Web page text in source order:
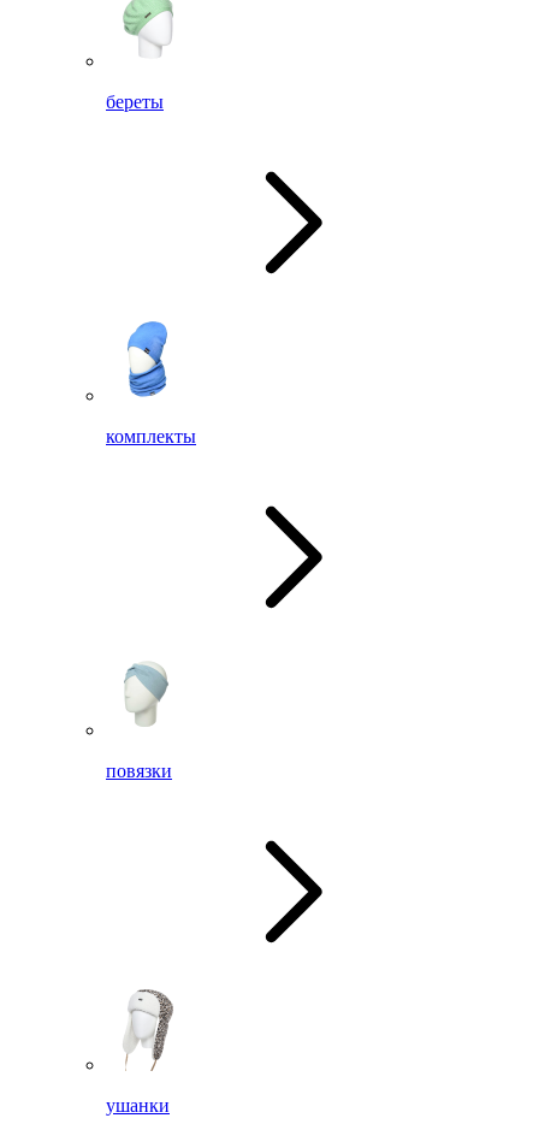
береты
комплекты
повязки
ушанки